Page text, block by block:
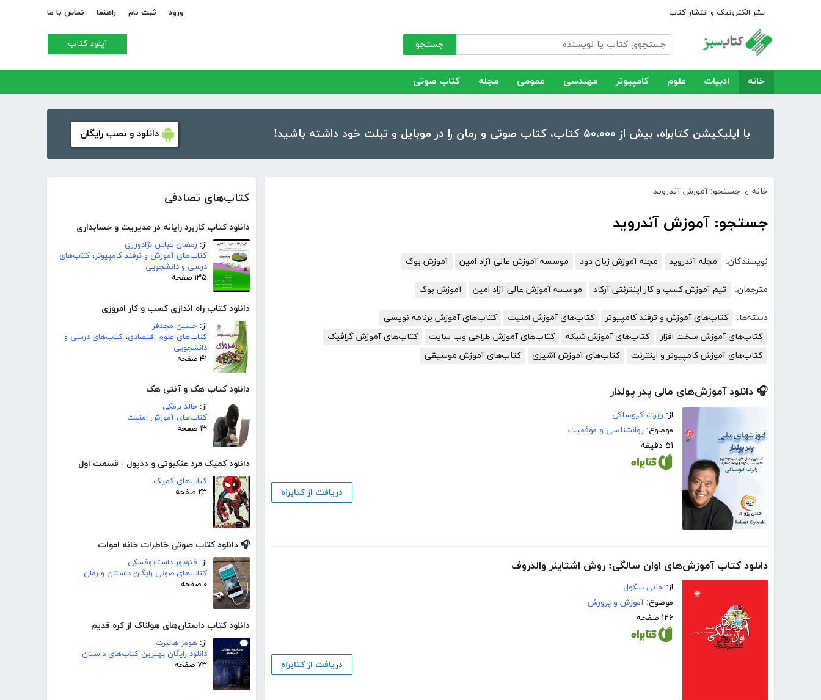
نشر الکترونیک و انتشار کتاب ورود ثبت نام راهنما تماس با ما
جستجو آپلود کتاب
خانه ادبیات علوم کامپیوتر مهندسی عمومی مجله کتاب صوتی
با اپلیکیشن کتابراه، بیش از ۵۰،۰۰۰ کتاب، کتاب صوتی و رمان را در موبایل و تبلت خود داشته باشید! دانلود و نصب رایگان
کتاب‌های تصادفی
دانلود کتاب کاربرد رایانه در مدیریت و حسابداری
از: رمضان عباس نژادورزی
کتاب‌های آموزش و ترفند کامپیوتر، کتاب‌های
درسی و دانشجویی
۱۳۵ صفحه
دانلود کتاب راه اندازی کسب و کار امروزی
از: حسین مجدفر
کتاب‌های علوم اقتصادی، کتاب‌های درسی و
دانشجویی
۴۱ صفحه
دانلود کتاب هک و آنتی هک
از: خالد برمکی
کتاب‌های آموزش امنیت
۱۳ صفحه
دانلود کمیک مرد عنکبوتی و ددپول - قسمت اول
کتاب‌های کمیک
۲۳ صفحه
🎧 دانلود کتاب صوتی خاطرات خانه اموات
از: فئودور داستایوفسکی
کتاب‌های صوتی رایگان داستان و رمان
۰ صفحه
دانلود کتاب داستان‌های هولناک از کره قدیم
از: هومر هالبرت
دانلود رایگان بهترین کتاب‌های داستان
۷۳ صفحه
خانه › جستجو: آموزش آندروید
جستجو: آموزش آندروید
نویسندگان: مجله آندروید مجله آموزش زبان دود موسسه آموزش عالی آزاد امین آموزش بوک
مترجمان: تیم آموزش کسب و کار اینترنتی آرکاد موسسه آموزش عالی آزاد امین آموزش بوک
دسته‌ها: کتاب‌های آموزش و ترفند کامپیوتر کتاب‌های آموزش امنیت
کتاب‌های آموزش برنامه نویسی
کتاب‌های آموزش سخت افزار
کتاب‌های آموزش شبکه کتاب‌های آموزش طراحی وب سایت
کتاب‌های آموزش گرافیک
کتاب‌های آموزش کامپیوتر و اینترنت
کتاب‌های آموزش آشپزی کتاب‌های آموزش موسیقی
🎧 دانلود آموزش‌های مالی پدر پولدار
از: رابرت کیوساکی
موضوع: روانشناسی و موفقیت
۵۱ دقیقه
دریافت از کتابراه
دانلود کتاب آموزش‌های اوان سالگی: روش اشتاینر والدروف
از: جانی نیکول
موضوع: آموزش و پرورش
۱۲۶ صفحه
دریافت از کتابراه